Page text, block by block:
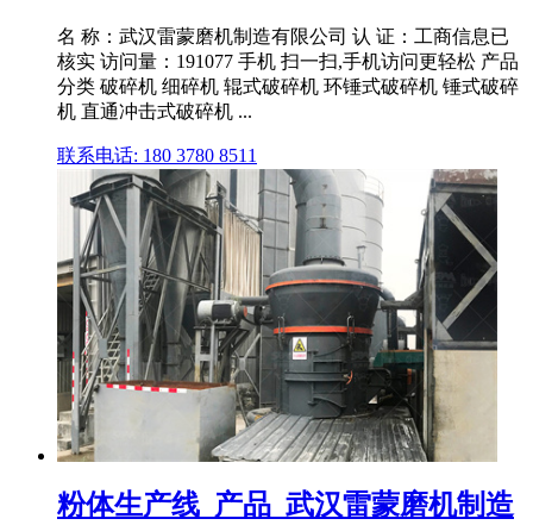
名 称：武汉雷蒙磨机制造有限公司 认 证：工商信息已
核实 访问量：191077 手机 扫一扫,手机访问更轻松 产品
分类 破碎机 细碎机 辊式破碎机 环锤式破碎机 锤式破碎
机 直通冲击式破碎机 ...
联系电话: 180 3780 8511
粉体生产线_产品_武汉雷蒙磨机制造